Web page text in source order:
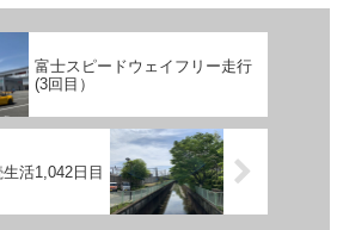
富士スピードウェイフリー走行
(3回目）
活1,042日目